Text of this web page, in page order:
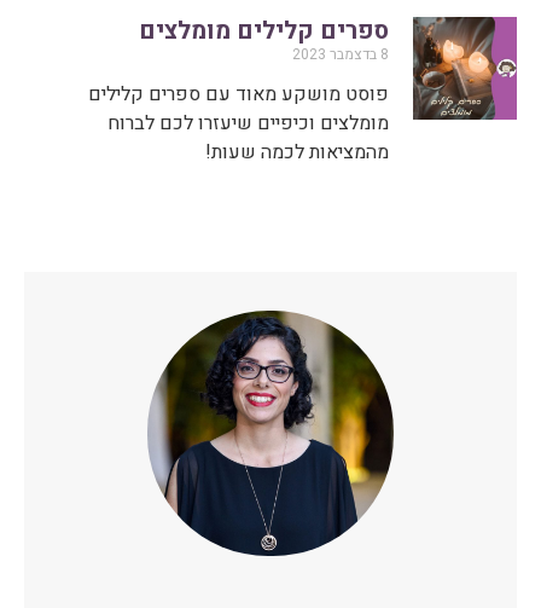
ספרים קלילים מומלצים
8 בדצמבר 2023
פוסט מושקע מאוד עם ספרים קלילים
מומלצים וכיפיים שיעזרו לכם לברוח
מהמציאות לכמה שעות!